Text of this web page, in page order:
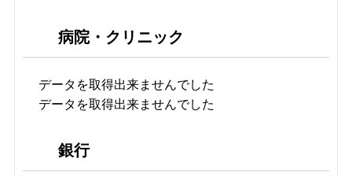
病院・クリニック
データを取得出来ませんでした
データを取得出来ませんでした
銀行